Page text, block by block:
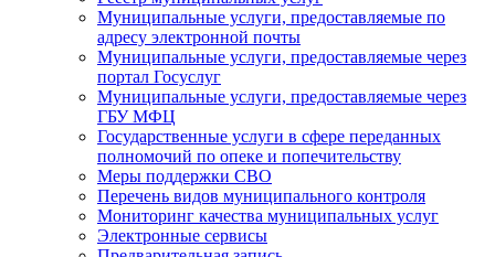
Муниципальные услуги, предоставляемые по
адресу электронной почты
Муниципальные услуги, предоставляемые через
портал Госуслуг
Муниципальные услуги, предоставляемые через
ГБУ МФЦ
Государственные услуги в сфере переданных
полномочий по опеке и попечительству
Меры поддержки СВО
Перечень видов муниципального контроля
Мониторинг качества муниципальных услуг
Электронные сервисы